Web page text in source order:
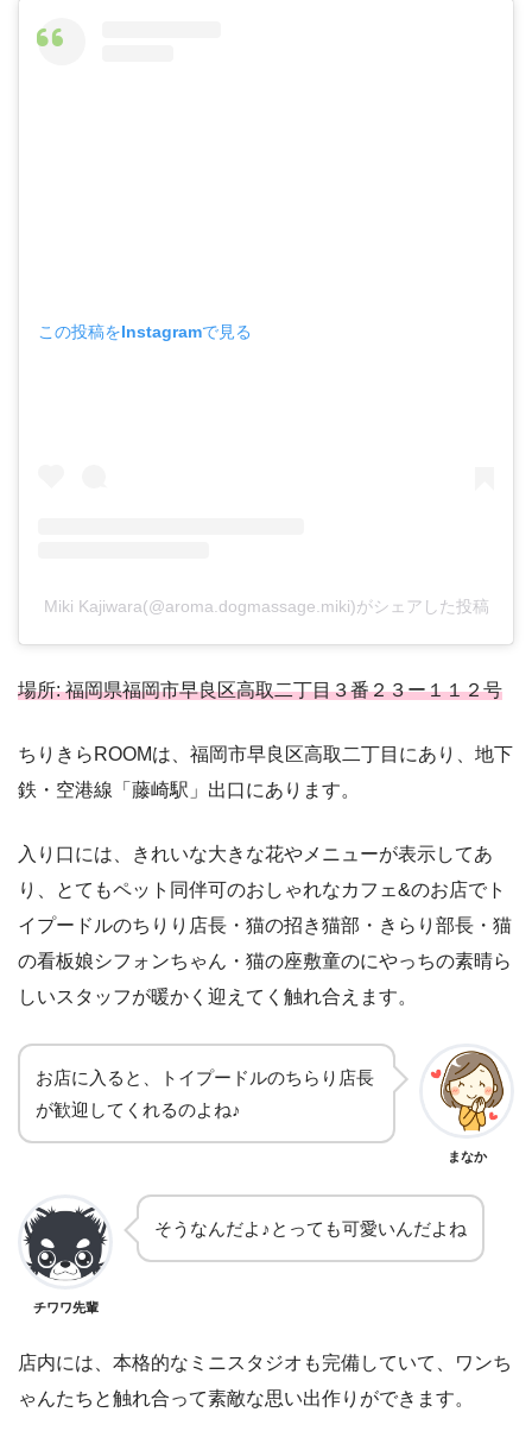
この投稿をInstagramで見る
Miki Kajiwara(@aroma.dogmassage.miki)がシェアした投稿
場所: 福岡県福岡市早良区高取二丁目３番２３ー１１２号
ちりきらROOMは、福岡市早良区高取二丁目にあり、地下
鉄・空港線「藤崎駅」出口にあります。
入り口には、きれいな大きな花やメニューが表示してあ
り、とてもペット同伴可のおしゃれなカフェ&のお店でト
イプードルのちりり店長・猫の招き猫部・きらり部長・猫
の看板娘シフォンちゃん・猫の座敷童のにやっちの素晴ら
しいスタッフが暖かく迎えてく触れ合えます。
お店に入ると、トイプードルのちらり店長
が歓迎してくれるのよね♪
まなか
チワワ先輩
そうなんだよ♪とっても可愛いんだよね
店内には、本格的なミニスタジオも完備していて、ワンち
ゃんたちと触れ合って素敵な思い出作りができます。